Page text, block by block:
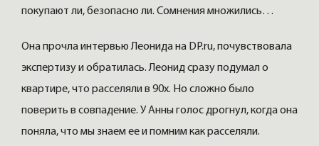
покупают ли, безопасно ли. Сомнения множились…
Она прочла интервью Леонида на DP.ru, почувствовала
экспертизу и обратилась. Леонид сразу подумал о
квартире, что расселяли в 90х. Но сложно было
поверить в совпадение. У Анны голос дрогнул, когда она
поняла, что мы знаем ее и помним как расселяли.